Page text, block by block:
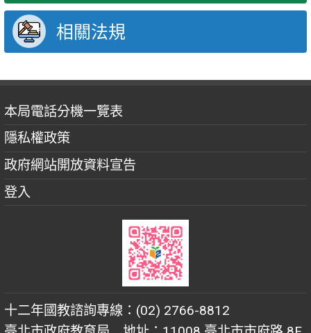
相關法規
本局電話分機一覽表
隱私權政策
政府網站開放資料宣告
登入
十二年國教諮詢專線：(02) 2766-8812